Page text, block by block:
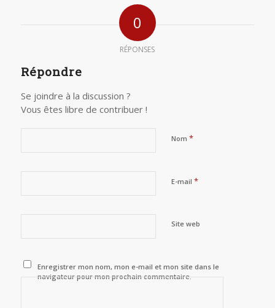
0
RÉPONSES
Répondre
Se joindre à la discussion ?
Vous êtes libre de contribuer !
Nom *
E-mail *
Site web
Enregistrer mon nom, mon e-mail et mon site dans le
navigateur pour mon prochain commentaire.